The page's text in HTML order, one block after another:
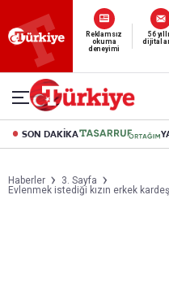
Reklamsız
okuma
deneyimi
56
dijital
SON DAKİKA
Haberler
3. Sayfa
Evlenmek istediği kızın erkek